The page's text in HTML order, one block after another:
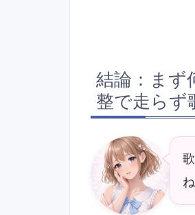
結論：まず
整で走らず